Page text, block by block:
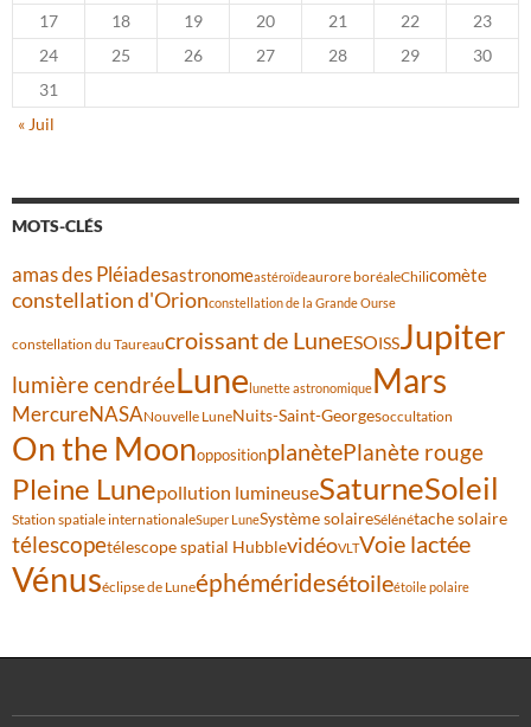
17
18 19 20 21 22
23
24
25 26 27 28 29
30
31
« Juil
MOTS-CLÉS
amas des Pléiadesastronomeastéroïdeaurore boréaleChilicomète
constellation d'Orionconstellation de la Grande Ourse
constellation du Taureaucroissant de LuneESOISSJupiter
lumière cendréeLune lunette astronomiqueMars
MercureNASANouvelle LuneNuits-Saint-Georgesoccultation
On the MoonoppositionplanètePlanète rouge
Pleine Lunepollution lumineuseSaturneSoleil
Station spatiale internationaleSuper LuneSystème solaireSélénétache solaire
télescopetélescope spatial HubblevidéoVLTVoie lactée
Vénuséclipse de Luneéphéméridesétoileétoile polaire